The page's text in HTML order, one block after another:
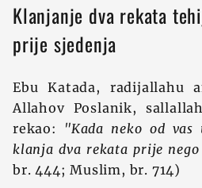
Klanjanje dva rekata
prije sjedenja
Ebu Katada, radijallahu
Allahov Poslanik,
rekao: "Kada neko od
klanja dva rekata prije nego
br. 444; Muslim, br. 714)